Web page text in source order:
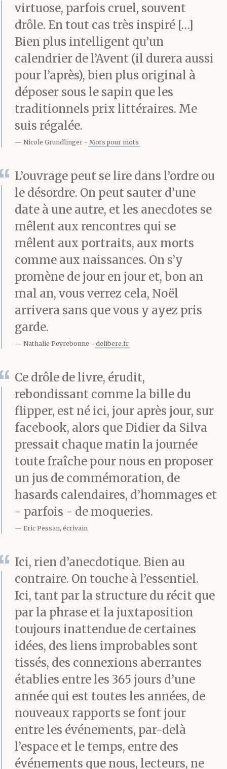
présidence du vice-
gouverneur de cette
ville que Dieu le Père
laisserait détruire en
représailles d’ici trois
siècles, on exécute 55
chrétiens ; 30 sont
heures du matin, dont
six enfants, c’étaient les
laïques, puis leurs têtes
sont disposées sur un
tréteau, face à 25
poteaux voués à leurs
confesseurs,
franciscains ou jésuites,
dont le martyre
commence: on les brûle
moins qu’on ne les cuit,
un espace de deux
mètres entre eux et le
brasier est arrosé
régulièrement afin de
prolonger le supplice.
lâches à dessein, pas un
ne renia Iesukirisuto,
comme on disait là-bas.
Ils chantèrent. Le plus
costaud d’entre eux, un
Espagnol de 44 ans né à
Valence, réussit
l’exploit — seul depuis
longtemps — de tenir
quinze heures.
virtuose, parfois cruel, souvent
drôle. En tout cas très inspiré […]
Bien plus intelligent qu’un
calendrier de l’Avent (il durera aussi
pour l’après), bien plus original à
déposer sous le sapin que les
traditionnels prix littéraires. Me
suis régalée.
Nicole Grundlinger Mots pour mots
L’ouvrage peut se lire dans l’ordre ou
le désordre. On peut sauter d’une
date à une autre, et les anecdotes se
mêlent aux rencontres qui se
mêlent aux portraits, aux morts
comme aux naissances. On s’y
promène de jour en jour et, bon an
mal an, vous verrez cela, Noël
arrivera sans que vous y ayez pris
garde.
Nathalie Peyrebonne delibere.fr
Ce drôle de livre, érudit,
rebondissant comme la bille du
flipper, est né ici, jour après jour, sur
facebook, alors que Didier da Silva
pressait chaque matin la journée
toute fraîche pour nous en proposer
un jus de commémoration, de
hasards calendaires, d’hommages et
- parfois - de moqueries.
Eric Pessan, écrivain
Ici, rien d’anecdotique. Bien au
contraire. On touche à l’essentiel.
Ici, tant par la structure du récit que
par la phrase et la juxtaposition
toujours inattendue de certaines
idées, des liens improbables sont
tissés, des connexions aberrantes
établies entre les 365 jours d’une
année qui est toutes les années, de
nouveaux rapports se font jour
entre les événements, par-delà
l’espace et le temps, entre des
événements que nous, lecteurs, ne